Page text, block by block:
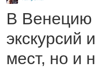
В Венецию
экскурсий
мест, но и